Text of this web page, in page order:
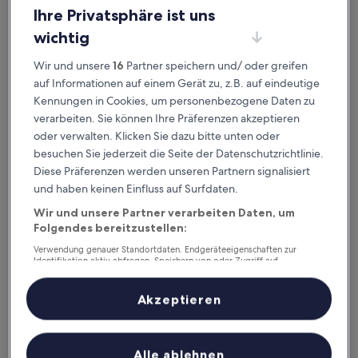
3.0-
Sterne-
Golfe-Juan, 1,1 km von Bahnhof Vallauris entfernt
von
10,
Außergewöhnlich,
Bewertungen)
Der
Preis
beträgt
161 €
161 €
inkl. Steuern & Gebühren
Hôtel Lou Juan
Hôtel Lou Juan
Hôtel Lou Juan
Ihre Privatsphäre ist uns
wichtig
Wir und unsere16 Partner speichern und/ oder greifen
auf Informationen auf einem Gerät zu, z.B. auf eindeutige
Kennungen in Cookies, um personenbezogene Daten zu
verarbeiten. Sie können Ihre Präferenzen akzeptieren
oder verwalten. Klicken Sie dazu bitte unten oder
besuchen Sie jederzeit die Seite der Datenschutzrichtlinie.
Diese Präferenzen werden unseren Partnern signalisiert
und haben keinen Einfluss auf Surfdaten.
Wir und unsere Partner verarbeiten Daten, um
Folgendes bereitzustellen:
Verwendung genauer Standortdaten. Endgeräteeigenschaften zur
Identifikation aktiv abfragen. Speichern von oder Zugriff auf
Inhalte, Messung von Werbeleistung und der Performance von Inhalten,
Zielgruppenforschung sowie Entwicklung und Verbesserung von
Liste der Partner (Lieferanten)
Alle ablehnen
Akzeptieren